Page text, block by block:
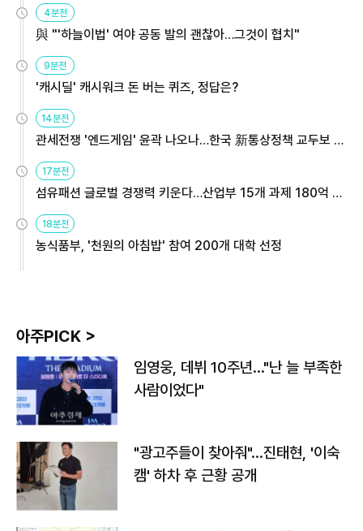
4분전
與 "'하늘이법' 여야 공동 발의 괜찮아…그것이 협치"
9분전
'캐시딜' 캐시워크 돈 버는 퀴즈, 정답은?
14분전
관세전쟁 '엔드게임' 윤곽 나오나…한국 新통상정책 교두보 활
용해야
17분전
섬유패션 글로벌 경쟁력 키운다…산업부 15개 과제 180억 지
원
18분전
농식품부, '천원의 아침밥' 참여 200개 대학 선정
아주PICK >
임영웅, 데뷔 10주년…"난 늘 부족한
사람이었다"
"광고주들이 찾아줘"…진태현, '이숙
캠' 하차 후 근황 공개